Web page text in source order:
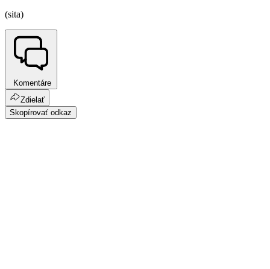
(sita)
Komentáre
Zdielať
Skopírovať odkaz